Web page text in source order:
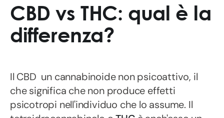
CBD vs THC: qual è la
differenza?
Il CBD un cannabinoide non psicoattivo, il
che significa che non produce effetti
psicotropi nell'individuo che lo assume. Il